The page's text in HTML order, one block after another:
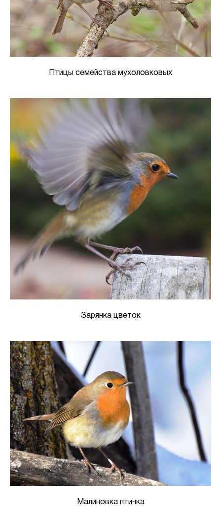
Птицы семейства мухоловковых
Зарянка цветок
Малиновка птичка